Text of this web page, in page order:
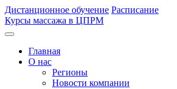
Дистанционное обучение Расписание
Курсы массажа в ЦПРМ
Главная
О нас
Регионы
Новости компании